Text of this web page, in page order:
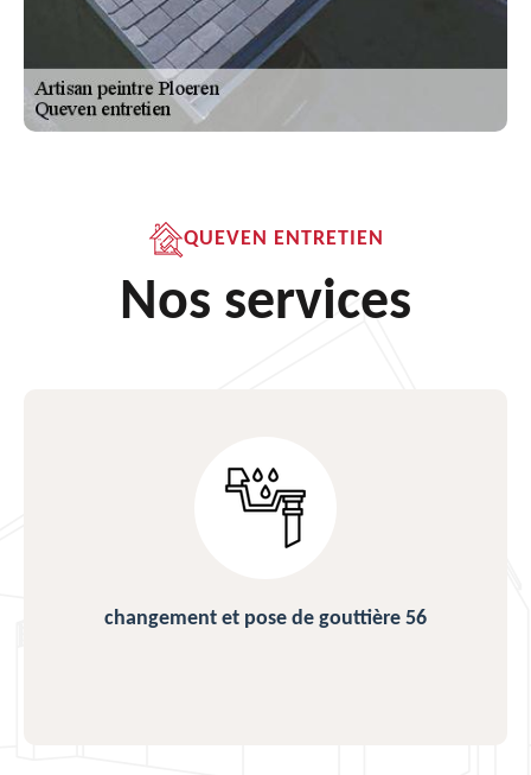
QUEVEN ENTRETIEN
Nos services
changement et pose de gouttière 56